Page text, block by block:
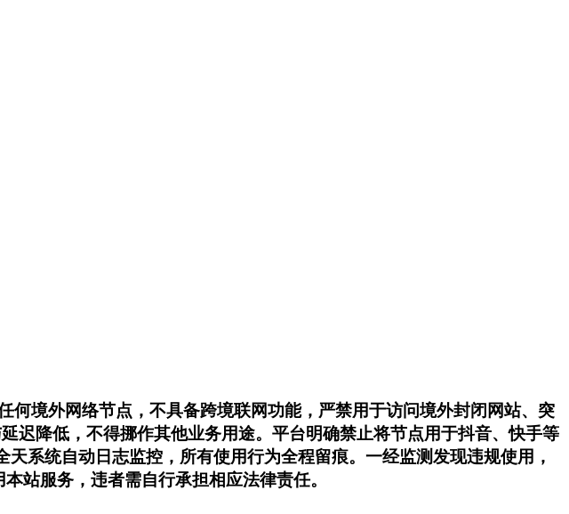
境外网络节点，不具备跨境联网功能，严禁用于访问境外封闭网站、突
迟降低，不得挪作其他业务用途。平台明确禁止将节点用于抖音、快手等
系统自动日志监控，所有使用行为全程留痕。一经监测发现违规使用，
站服务，违者需自行承担相应法律责任。